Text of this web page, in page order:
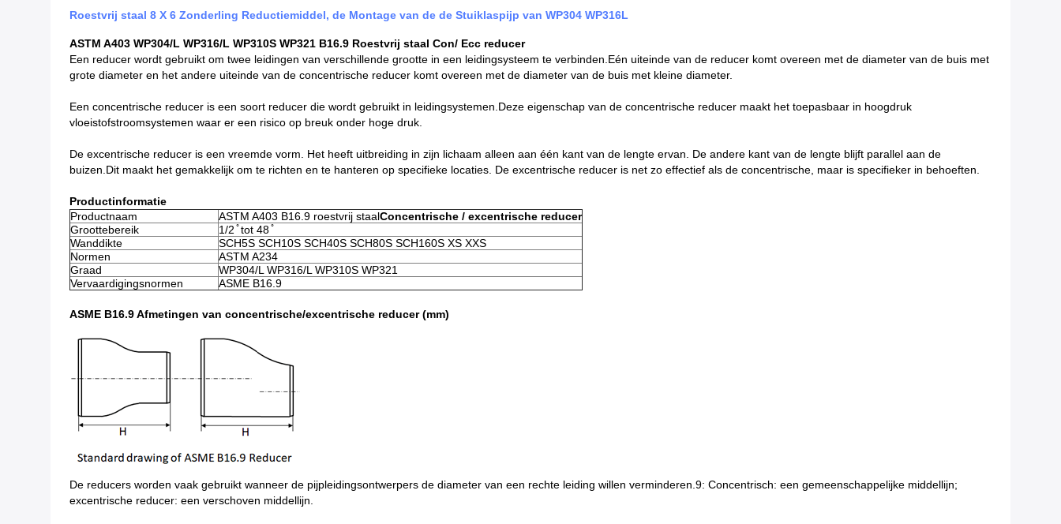
Roestvrij staal 8 X 6 Zonderling Reductiemiddel, de Montage van de de Stuiklaspijp van WP304 WP316L
ASTM A403 WP304/L WP316/L WP310S WP321 B16.9 Roestvrij staal Con/ Ecc reducer
Een reducer wordt gebruikt om twee leidingen van verschillende grootte in een leidingsysteem te verbinden.Eén uiteinde van de reducer komt overeen met de diameter van de buis met
grote diameter en het andere uiteinde van de concentrische reducer komt overeen met de diameter van de buis met kleine diameter.
Een concentrische reducer is een soort reducer die wordt gebruikt in leidingsystemen.Deze eigenschap van de concentrische reducer maakt het toepasbaar in hoogdruk
vloeistofstroomsystemen waar er een risico op breuk onder hoge druk.
De excentrische reducer is een vreemde vorm. Het heeft uitbreiding in zijn lichaam alleen aan één kant van de lengte ervan. De andere kant van de lengte blijft parallel aan de
buizen.Dit maakt het gemakkelijk om te richten en te hanteren op specifieke locaties. De excentrische reducer is net zo effectief als de concentrische, maar is specifieker in behoeften.
Productinformatie
Productnaam
ASTM A403 B16.9 roestvrij staalConcentrische / excentrische reducer
Groottebereik
1/2 ̊ tot 48 ̊
Wanddikte
SCH5S SCH10S SCH40S SCH80S SCH160S XS XXS
Normen
ASTM A234
Graad
WP304/L WP316/L WP310S WP321
Vervaardigingsnormen
ASME B16.9
ASME B16.9 Afmetingen van concentrische/excentrische reducer (mm)
De reducers worden vaak gebruikt wanneer de pijpleidingsontwerpers de diameter van een rechte leiding willen verminderen.9: Concentrisch: een gemeenschappelijke middellijn;
excentrische reducer: een verschoven middellijn.